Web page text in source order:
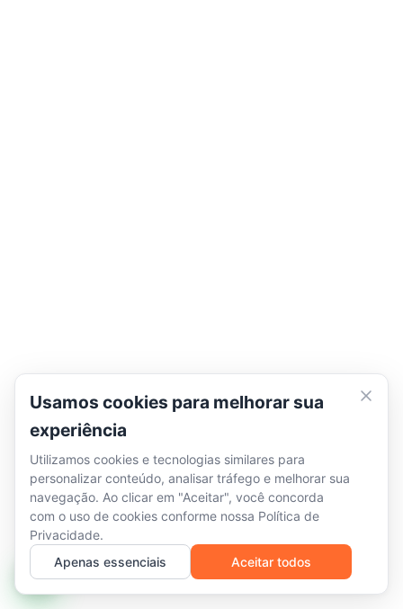
Usamos cookies para melhorar sua
experiência
Utilizamos cookies e tecnologias similares para
personalizar conteúdo, analisar tráfego e melhorar sua
navegação. Ao clicar em "Aceitar", você concorda
com o uso de cookies conforme nossa Política de
Privacidade.
Apenas essenciais
Aceitar todos